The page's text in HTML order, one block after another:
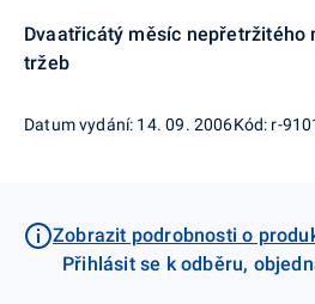
Dvaatřicátý měsíc nepřetržitého
tržeb
Datum vydání: 14. 09. 2006Kód: r-
Zobrazit podrobnosti o
Přihlásit se k odběru,